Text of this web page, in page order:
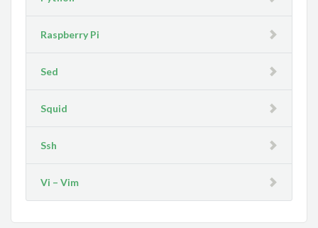
Raspberry Pi
Sed
Squid
Ssh
Vi – Vim